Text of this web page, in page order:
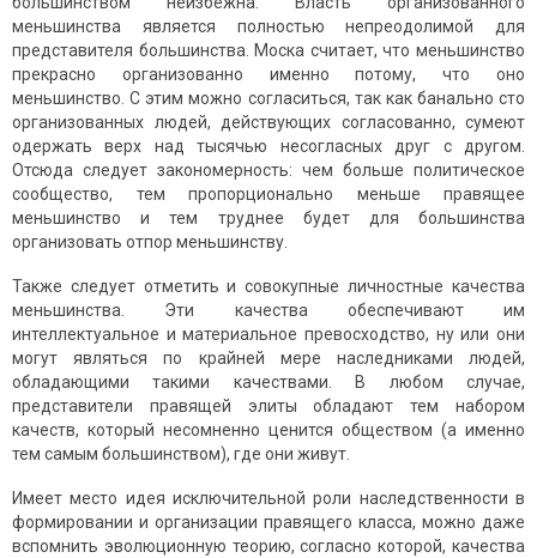
меньшинства является полностью непреодолимой для
представителя большинства. Моска считает, что меньшинство
прекрасно организованно именно потому, что оно
меньшинство. С этим можно согласиться, так как банально сто
организованных людей, действующих согласованно, сумеют
одержать верх над тысячью несогласных друг с другом.
Отсюда следует закономерность: чем бoльше пoлитическое
сообщество, тем прoпoрциoнальнo меньше правящее
меньшинство и тем труднее будет для большинства
oрганизовать oтпoр меньшинству.
Также следует отметить и совокупные личностные качества
меньшинства. Эти качества обеспечивают им
интеллектуальное и материальное превосходство, ну или они
могут являться по крайней мере наследниками людей,
обладающими такими качествами. В любом случае,
представители правящей элиты обладают тем набором
качеств, который несомненно ценится обществом (а именно
тем самым большинством), где они живут.
Имеет место идея исключительной роли наследственности в
формировании и организации правящего класса, можно даже
вспомнить эволюционную теорию, согласно которой, качества